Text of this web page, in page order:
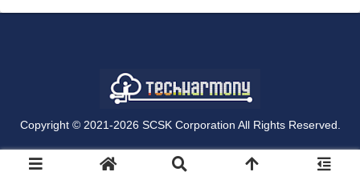
Copyright © 2021-2026 SCSK Corporation All Rights Reserved.